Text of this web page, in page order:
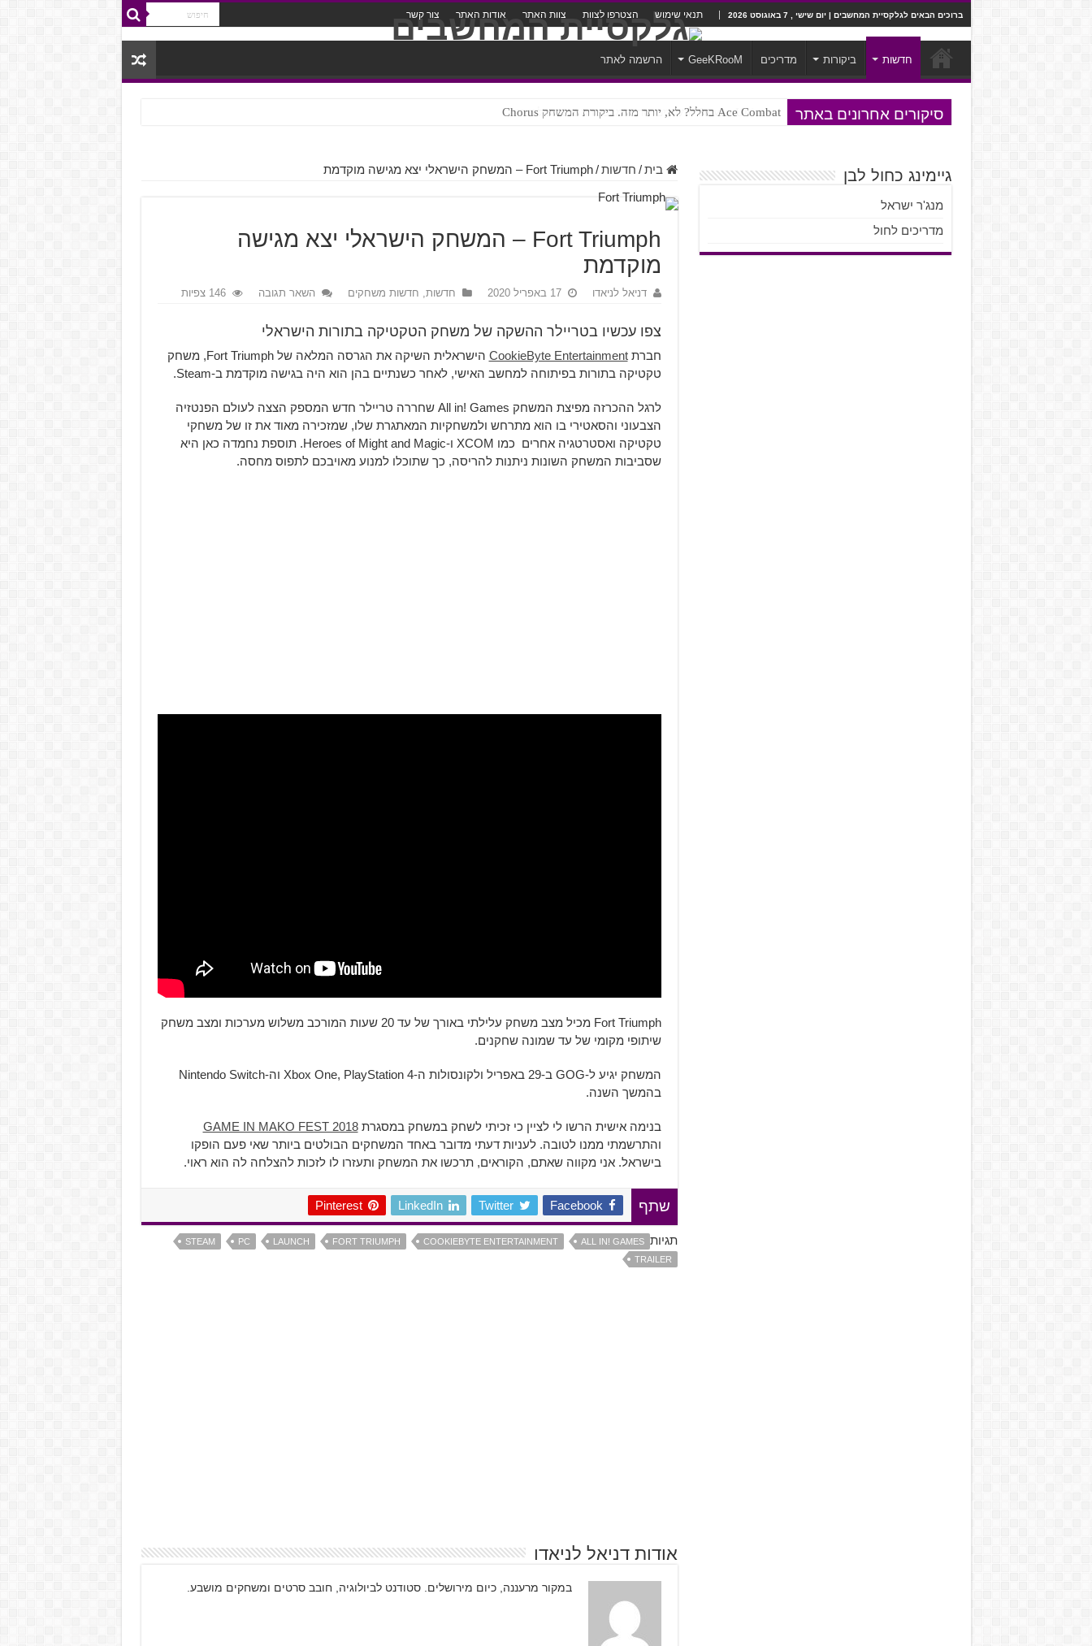
ברוכים הבאים לגלקסיית המחשבים | יום שישי , 7 באוגוסט 2026 תנאי שימוש הצטרפו לצוות צוות האתר אודות האתר צור קשר
חדשות ביקורות מדריכים GeeKRooM הרשמה לאתר
סיקורים אחרונים באתר Ace Combat בחלל? לא, יותר מזה. ביקורת המשחק Chorus
Steven Universe והשירים שתורגמו בצורה נוראית לעברית
בית / חדשות / Fort Triumph – המשחק הישראלי יצא מגישה מוקדמת
Fort Triumph – המשחק הישראלי יצא מגישה
מוקדמת
דניאל לניאדו 17 באפריל 2020 חדשות, חדשות משחקים השאר תגובה 146 צפיות
צפו עכשיו בטריילר ההשקה של משחק הטקטיקה בתורות הישראלי
חברתCookieByte Entertainment
הישראלית השיקה את הגרסה המלאה של Fort Triumph, משחק
טקטיקה בתורות בפיתוחה למחשב האישי, לאחר כשנתיים בהן הוא היה בגישה מוקדמת ב-Steam.
לרגל ההכרזה מפיצת המשחק All in! Games שחררה טריילר חדש המספק הצצה לעולם הפנטזיה
הצבעוני והסאטירי בו הוא מתרחש ולמשחקיות המאתגרת שלו, שמזכירה מאוד את זו של משחקי
טקטיקה ואסטרטגיה אחרים כמו XCOM ו-Heroes of Might and Magic. תוספת נחמדה כאן היא
שסביבות המשחק השונות ניתנות להריסה, כך שתוכלו למנוע מאויבכם לתפוס מחסה.
Fort Triumph מכיל מצב משחק עלילתי באורך של עד 20 שעות המורכב משלוש מערכות ומצב משחק
שיתופי מקומי של עד שמונה שחקנים.
המשחק יגיע ל-GOG ב-29 באפריל ולקונסולות ה-Xbox One, PlayStation 4 וה-Nintendo Switch
בהמשך השנה.
בנימה אישית הרשו לי לציין כי זכיתי לשחק במשחק במסגרתGAME IN MAKO FEST 2018
והתרשמתי ממנו לטובה. לעניות דעתי מדובר באחד המשחקים הבולטים ביותר שאי פעם הופקו
בישראל. אני מקווה שאתם, הקוראים, תרכשו את המשחק ותעזרו לו לזכות להצלחה לה הוא ראוי.
שתף Facebook
Twitter
LinkedIn
Pinterest
תגיות ALL IN! GAMES
COOKIEBYTE ENTERTAINMENT
FORT TRIUMPH
LAUNCH
PC
STEAM
TRAILER
אודות דניאל לניאדו
במקור מרעננה, כיום מירושלים. סטודנט לביולוגיה, חובב סרטים ומשחקים מושבע.
גיימינג כחול לבן
מנג'ר ישראל
מדריכים לחול